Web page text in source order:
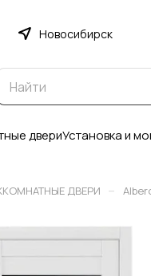
Новосибирск
двериУстановка и
ДВЕРИ –